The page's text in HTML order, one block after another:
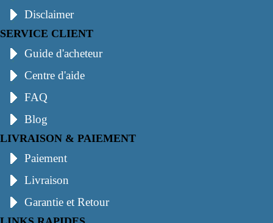
Disclaimer
SERVICE CLIENT
Guide d'acheteur
Centre d'aide
FAQ
Blog
LIVRAISON & PAIEMENT
Paiement
Livraison
Garantie et Retour